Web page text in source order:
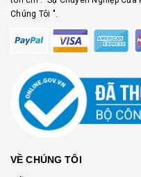
Chúng Tôi ".
VỀ CHÚNG TÔI